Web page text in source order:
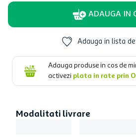
ADAUGA IN
Adauga in lista
Adauga produse in cos de
activezi plata in rate prin
Modalitati livrare